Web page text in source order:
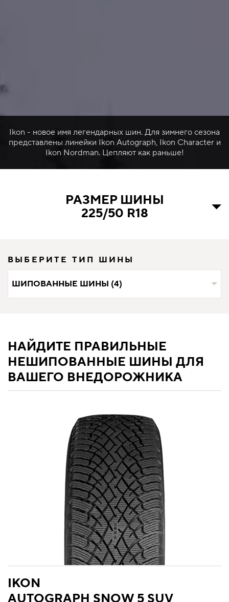
Ikon - новое имя легендарных шин. Для зимнего сезона
представлены линейки Ikon Autograph, Ikon Character и
Ikon Nordman. Цепляют как раньше!
РАЗМЕР ШИНЫ
225/50 R18
ВЫБЕРИТЕ ТИП ШИНЫ
ШИПОВАННЫЕ ШИНЫ (4)
НАЙДИТЕ ПРАВИЛЬНЫЕ
НЕШИПОВАННЫЕ ШИНЫ ДЛЯ
ВАШЕГО ВНЕДОРОЖНИКА
IKON
AUTOGRAPH SNOW 5 SUV